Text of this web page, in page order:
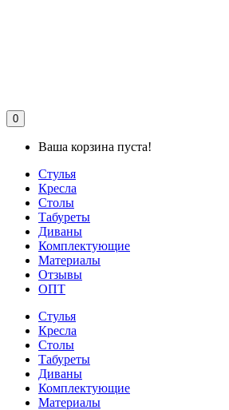
0
Ваша корзина пуста!
Стулья
Кресла
Столы
Табуреты
Диваны
Комплектующие
Материалы
Отзывы
ОПТ
Стулья
Кресла
Столы
Табуреты
Диваны
Комплектующие
Материалы